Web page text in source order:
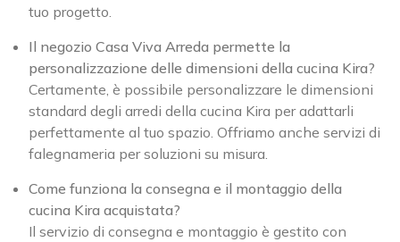
tuo progetto.
Il negozio Casa Viva Arreda permette la
personalizzazione delle dimensioni della cucina Kira?
Certamente, è possibile personalizzare le dimensioni
standard degli arredi della cucina Kira per adattarli
perfettamente al tuo spazio. Offriamo anche servizi di
falegnameria per soluzioni su misura.
Come funziona la consegna e il montaggio della
cucina Kira acquistata?
Il servizio di consegna e montaggio è gestito con